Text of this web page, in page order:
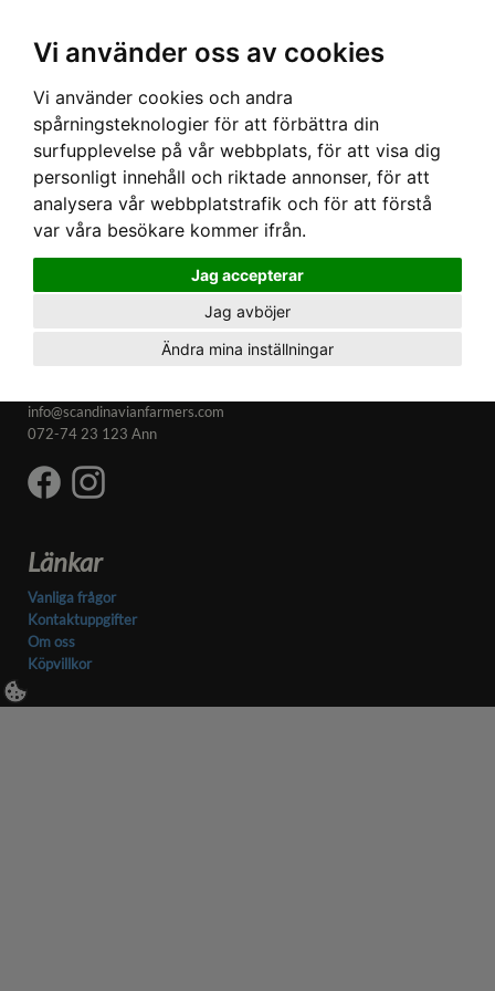
Vi använder oss av cookies
Vi använder cookies och andra
spårningsteknologier för att förbättra din
surfupplevelse på vår webbplats, för att visa dig
personligt innehåll och riktade annonser, för att
analysera vår webbplatstrafik och för att förstå
var våra besökare kommer ifrån.
Jag accepterar
Jag avböjer
Ändra mina inställningar
info@scandinavianfarmers.com
072-74 23 123 Ann
Länkar
Vanliga frågor
Kontaktuppgifter
Om oss
Köpvillkor